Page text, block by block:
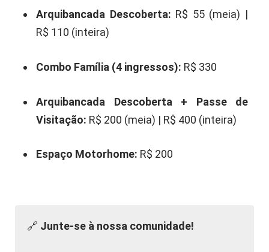
Arquibancada Descoberta: R$ 55 (meia) |
R$ 110 (inteira)
Combo Família (4 ingressos): R$ 330
Arquibancada Descoberta + Passe de
Visitação: R$ 200 (meia) | R$ 400 (inteira)
Espaço Motorhome: R$ 200
🔗 Junte-se à nossa comunidade!